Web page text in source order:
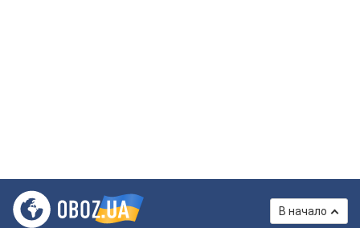
В начало